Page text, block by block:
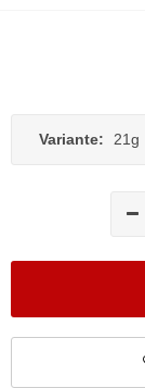
Variante: 21g